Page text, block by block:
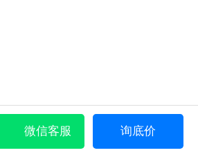
微信客服 询底价